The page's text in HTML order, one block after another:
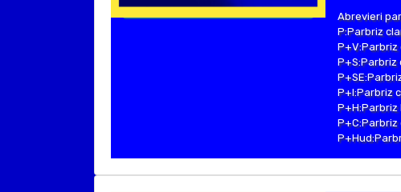
Abrevieri
P:Parbriz
P+S:Parbriz
P+I:Parbriz
P+H:Parbriz
P+C:Parbriz